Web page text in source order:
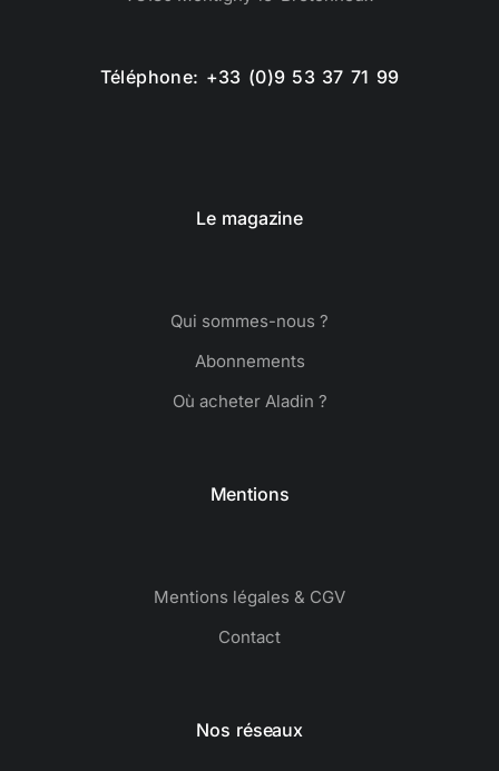
Téléphone: +33 (0)9 53 37 71 99
Le magazine
Qui sommes-nous ?
Abonnements
Où acheter Aladin ?
Mentions
Mentions légales & CGV
Contact
Nos réseaux